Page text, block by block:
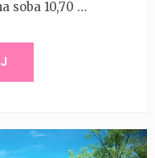
soba 10,70 …